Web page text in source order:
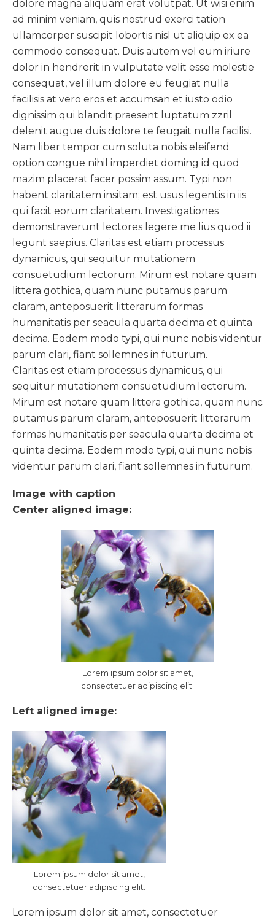
dolore magna aliquam erat volutpat. Ut wisi enim
ad minim veniam, quis nostrud exerci tation
ullamcorper suscipit lobortis nisl ut aliquip ex ea
commodo consequat. Duis autem vel eum iriure
dolor in hendrerit in vulputate velit esse molestie
consequat, vel illum dolore eu feugiat nulla
facilisis at vero eros et accumsan et iusto odio
dignissim qui blandit praesent luptatum zzril
delenit augue duis dolore te feugait nulla facilisi.
Nam liber tempor cum soluta nobis eleifend
option congue nihil imperdiet doming id quod
mazim placerat facer possim assum. Typi non
habent claritatem insitam; est usus legentis in iis
qui facit eorum claritatem. Investigationes
demonstraverunt lectores legere me lius quod ii
legunt saepius. Claritas est etiam processus
dynamicus, qui sequitur mutationem
consuetudium lectorum. Mirum est notare quam
littera gothica, quam nunc putamus parum
claram, anteposuerit litterarum formas
humanitatis per seacula quarta decima et quinta
decima. Eodem modo typi, qui nunc nobis videntur
parum clari, fiant sollemnes in futurum.
Claritas est etiam processus dynamicus, qui
sequitur mutationem consuetudium lectorum.
Mirum est notare quam littera gothica, quam nunc
putamus parum claram, anteposuerit litterarum
formas humanitatis per seacula quarta decima et
quinta decima. Eodem modo typi, qui nunc nobis
videntur parum clari, fiant sollemnes in futurum.
Image with caption
Center aligned image:
Lorem ipsum dolor sit amet,
consectetuer adipiscing elit.
Left aligned image:
Lorem ipsum dolor sit amet,
consectetuer adipiscing elit.
Lorem ipsum dolor sit amet, consectetuer